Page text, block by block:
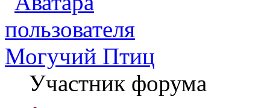
Могучий Птиц
Участник форума